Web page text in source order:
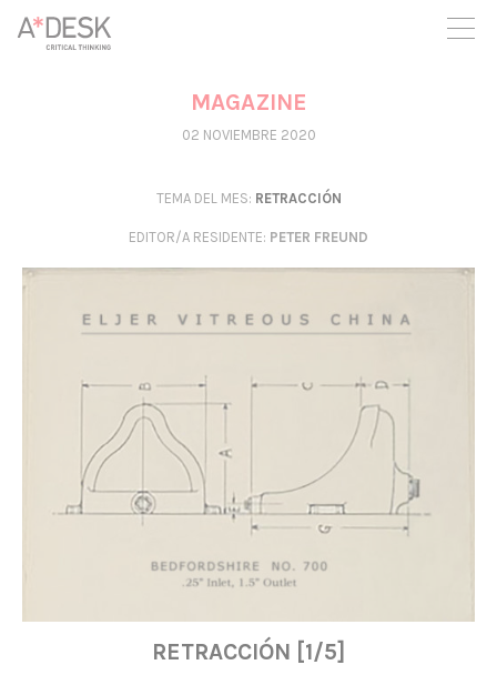
crees también en A*DESK seguimos necesitándote para poder
seguir adelante. Ahora puedes participar del proyecto y
apoyarlo.
MAGAZINE
02 NOVIEMBRE 2020
TEMA DEL MES: RETRACCIÓN
EDITOR/A RESIDENTE: PETER FREUND
RETRACCIÓN [1/5]